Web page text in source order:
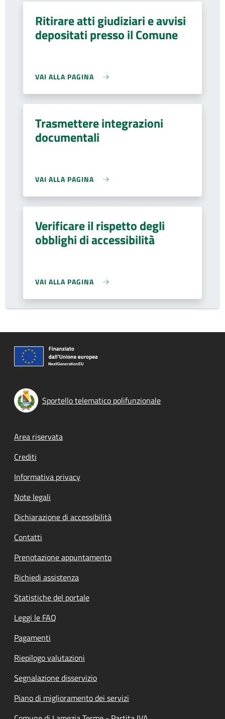
Ritirare atti giudiziari e avvisi
depositati presso il Comune
VAI ALLA PAGINA
Trasmettere integrazioni
documentali
VAI ALLA PAGINA
Verificare il rispetto degli
obblighi di accessibilità
VAI ALLA PAGINA
Sportello telematico polifunzionale
Footer menu
Area riservata
Crediti
Informativa privacy
Note legali
Dichiarazione di accessibilità
Contatti
Prenotazione appuntamento
Richiedi assistenza
Statistiche del portale
Leggi le FAQ
Pagamenti
Riepilogo valutazioni
Segnalazione disservizio
Piano di miglioramento dei servizi